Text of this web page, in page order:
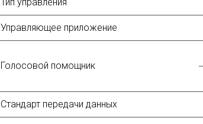
Тип управления
Управляющее приложение
Голосовой помощник
Стандарт передачи данных